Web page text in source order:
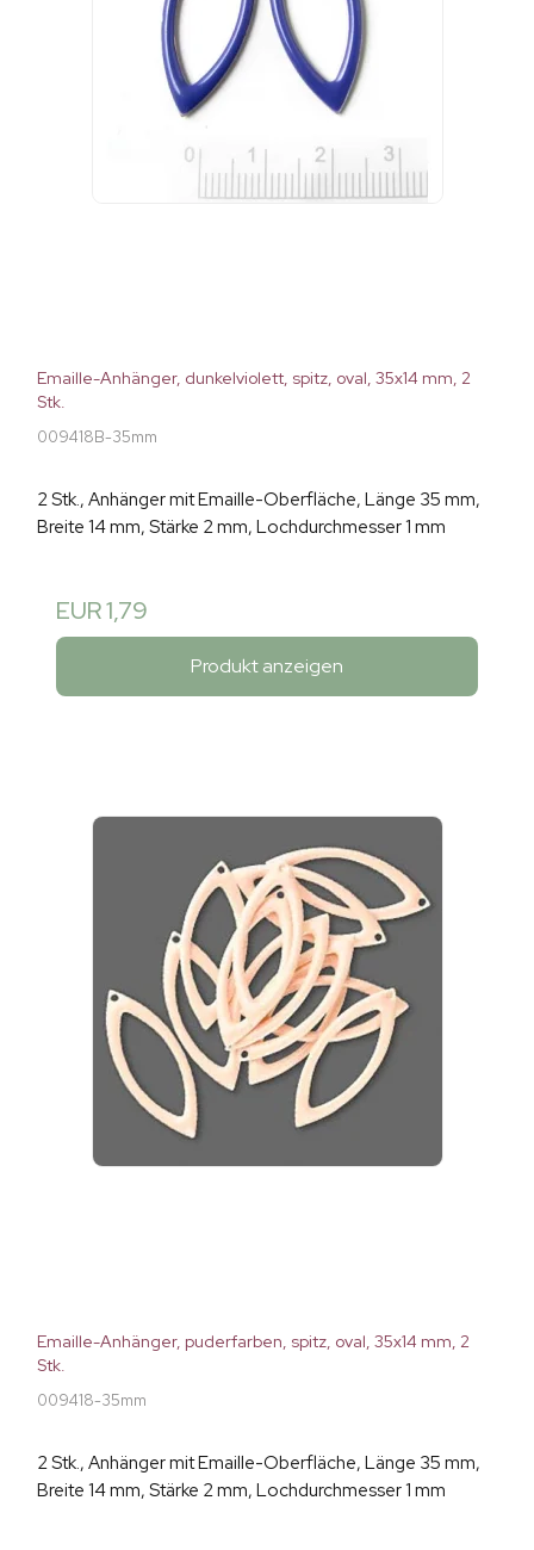
Emaille-Anhänger, dunkelviolett, spitz, oval, 35x14 mm, 2
Stk.
009418B-35mm
2 Stk., Anhänger mit Emaille-Oberfläche, Länge 35 mm,
Breite 14 mm, Stärke 2 mm, Lochdurchmesser 1 mm
EUR 1,79
Produkt anzeigen
Emaille-Anhänger, puderfarben, spitz, oval, 35x14 mm, 2
Stk.
009418-35mm
2 Stk., Anhänger mit Emaille-Oberfläche, Länge 35 mm,
Breite 14 mm, Stärke 2 mm, Lochdurchmesser 1 mm